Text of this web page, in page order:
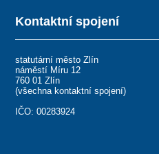
Kontaktní spojení
statutární město Zlín
náměstí Míru 12
760 01 Zlín
(všechna kontaktní spojení)
IČO: 00283924